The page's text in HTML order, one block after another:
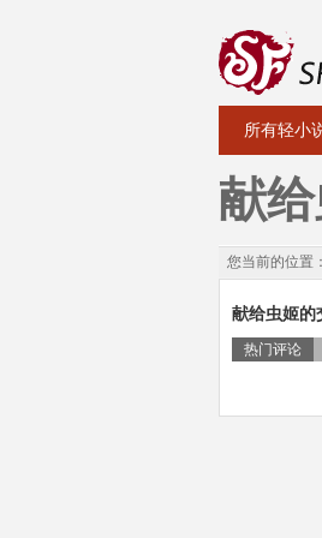
所有轻小
献
您当前的位置：
献给虫姬的
热门评论